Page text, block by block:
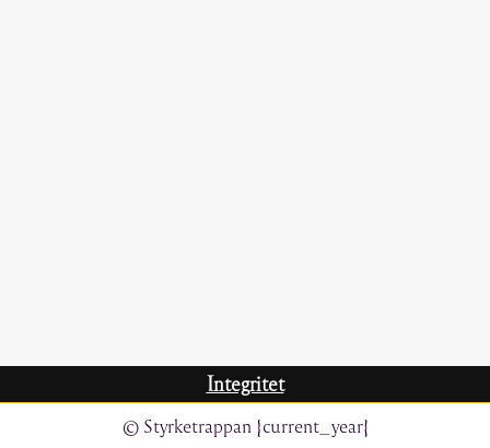
Integritet
© Styrketrappan {current_year}